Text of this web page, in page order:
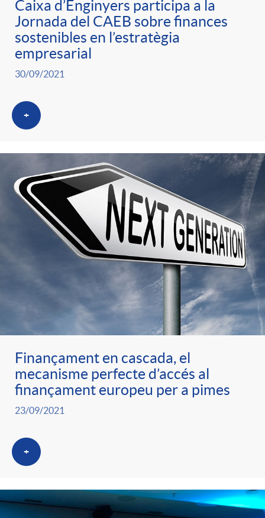
Caixa d’Enginyers participa a la
Jornada del CAEB sobre finances
sostenibles en l’estratègia
empresarial
30/09/2021
+
Finançament en cascada, el
mecanisme perfecte d’accés al
finançament europeu per a pimes
23/09/2021
+